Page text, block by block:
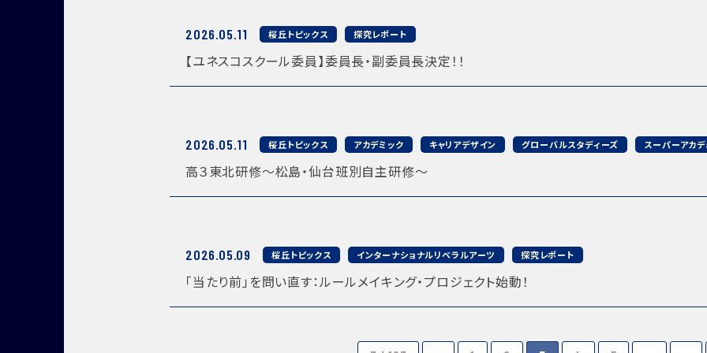
2026.05.11 桜丘トピックス 探究レポート
【ユネスコスクール委員】委員長・副委員長決定！！
2026.05.11 桜丘トピックス アカデミック キャリアデザイン グローバルスタディーズ スーパーアカデ
高３東北研修〜松島・仙台班別自主研修〜
2026.05.09 桜丘トピックス インターナショナルリベラルアーツ 探究レポート
「当たり前」を問い直す：ルールメイキング・プロジェクト始動！